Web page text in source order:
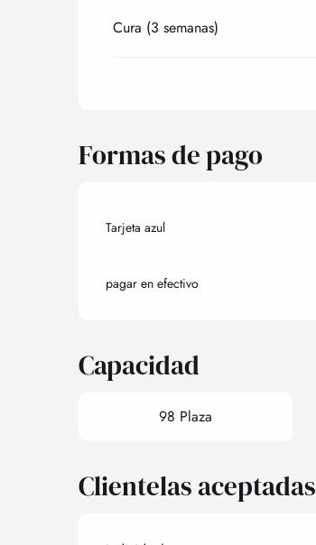
Cura (3 semanas)
Formas de pago
Tarjeta azul
pagar en efectivo
Capacidad
98 Plaza
Clientelas aceptadas